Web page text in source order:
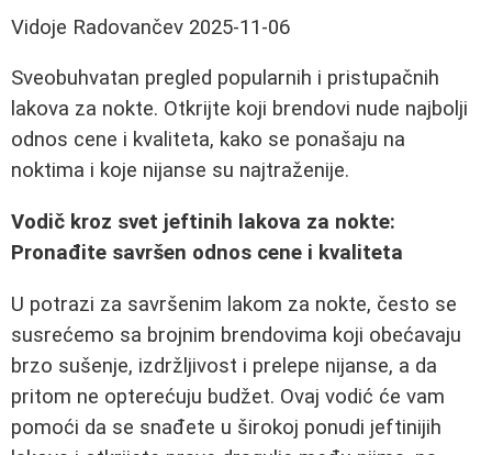
Vidoje Radovančev 2025-11-06
Sveobuhvatan pregled popularnih i pristupačnih
lakova za nokte. Otkrijte koji brendovi nude najbolji
odnos cene i kvaliteta, kako se ponašaju na
noktima i koje nijanse su najtraženije.
Vodič kroz svet jeftinih lakova za nokte:
Pronađite savršen odnos cene i kvaliteta
U potrazi za savršenim lakom za nokte, često se
susrećemo sa brojnim brendovima koji obećavaju
brzo sušenje, izdržljivost i prelepe nijanse, a da
pritom ne opterećuju budžet. Ovaj vodić će vam
pomoći da se snađete u širokoj ponudi jeftinijih